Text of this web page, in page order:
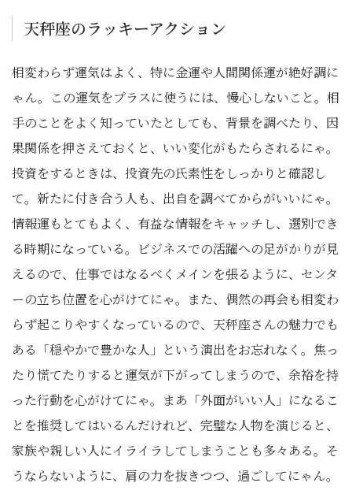
天秤座のラッキーアクション
相変わらず運気はよく、特に金運や人間関係運が絶好調に
ゃん。この運気をプラスに使うには、慢心しないこと。相
手のことをよく知っていたとしても、背景を調べたり、因
果関係を押さえておくと、いい変化がもたらされるにゃ。
投資をするときは、投資先の氏素性をしっかりと確認し
て。新たに付き合う人も、出自を調べてからがいいにゃ。
情報運もとてもよく、有益な情報をキャッチし、選別でき
る時期になっている。ビジネスでの活躍への足がかりが見
えるので、仕事ではなるべくメインを張るように、センタ
ーの立ち位置を心がけてにゃ。また、偶然の再会も相変わ
らず起こりやすくなっているので、天秤座さんの魅力でも
ある「穏やかで豊かな人」という演出をお忘れなく。焦っ
たり慌てたりすると運気が下がってしまうので、余裕を持
った行動を心がけてにゃ。まあ「外面がいい人」になるこ
とを推奨してはいるんだけれど、完璧な人物を演じると、
家族や親しい人にイライラしてしまうことも多々ある。そ
うならないように、肩の力を抜きつつ、過ごしてにゃん。